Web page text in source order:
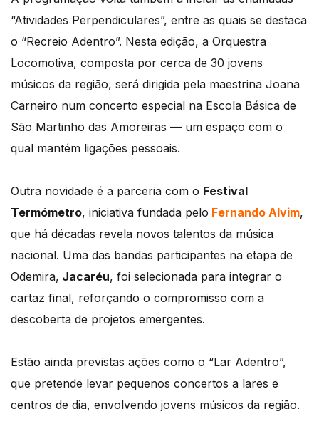
“Atividades Perpendiculares”, entre as quais se destaca
o “Recreio Adentro”. Nesta edição, a Orquestra
Locomotiva, composta por cerca de 30 jovens
músicos da região, será dirigida pela maestrina Joana
Carneiro num concerto especial na Escola Básica de
São Martinho das Amoreiras — um espaço com o
qual mantém ligações pessoais.
Outra novidade é a parceria com o Festival
Termómetro, iniciativa fundada pelo Fernando Alvim,
que há décadas revela novos talentos da música
nacional. Uma das bandas participantes na etapa de
Odemira, Jacaréu, foi selecionada para integrar o
cartaz final, reforçando o compromisso com a
descoberta de projetos emergentes.
Estão ainda previstas ações como o “Lar Adentro”,
que pretende levar pequenos concertos a lares e
centros de dia, envolvendo jovens músicos da região.